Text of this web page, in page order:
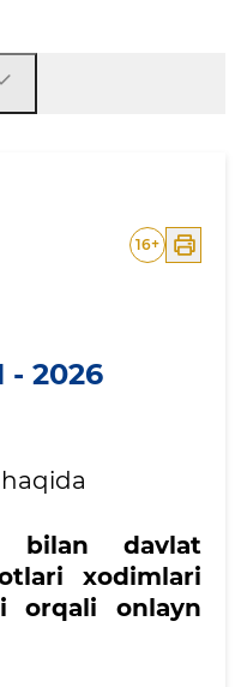
16+
- 2026
bilan davlat
xodimlari
orqali onlayn